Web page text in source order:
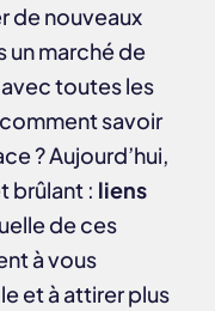
de nouveaux
un marché de
toutes les
savoir
? Aujourd’hui,
brûlant : liens
de ces
à vous
et à attirer plus